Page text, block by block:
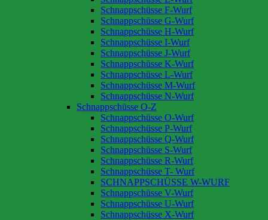
Schnappschüsse F-Wurf
Schnappschüsse G-Wurf
Schnappschüsse H-Wurf
Schnappschüsse I-Wurf
Schnappschüsse J-Wurf
Schnappschüsse K-Wurf
Schnappschüsse L-Wurf
Schnappschüsse M-Wurf
Schnappschüsse N-Wurf
Schnappschüsse O-Z
Schnappschüsse O-Wurf
Schnappschüsse P-Wurf
Schnappschüsse Q-Wurf
Schnappschüsse S-Wurf
Schnappschüsse R-Wurf
Schnappschüsse T- Wurf
SCHNAPPSCHÜSSE W-WURF
Schnappschüsse V-Wurf
Schnappschüsse U-Wurf
Schnappschüsse X-Wurf